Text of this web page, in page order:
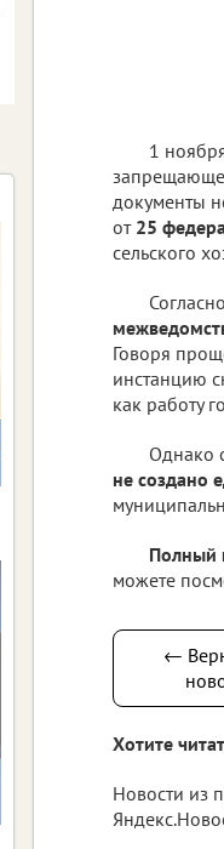
1
документы
от 25
сельского
Говоря
инстанцию
как работу
Однако
не создано
Полный
можете
←
Хотите
Новости из